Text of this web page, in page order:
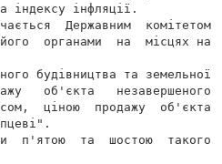
індексу інфляції.
Державним  комітетом
органами  на  місцях на
будівництва та земельної
об'єкта   незавершеного
ціною  продажу  об'єкта
п'ятою  та  шостою  такого